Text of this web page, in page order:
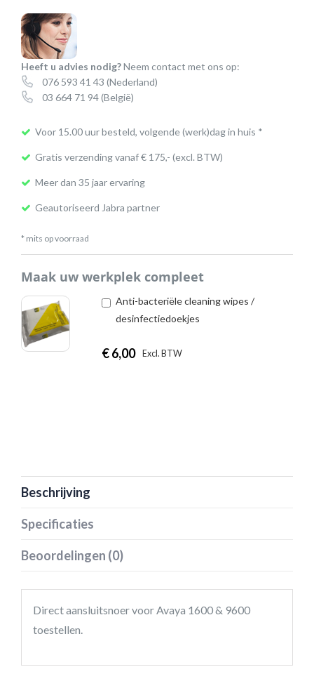
Maak uw werkplek compleet
Anti-bacteriële cleaning wipes /
desinfectiedoekjes
€6,00 Excl. BTW
Heeft u advies nodig?Neem contact met ons op:
076 593 41 43 (Nederland)
03 664 71 94(België)
Voor 15.00 uur besteld, volgende (werk)dag in huis *
Gratis verzending vanaf € 175,- (excl. BTW)
Meer dan 35 jaar ervaring
Geautoriseerd Jabra partner
* mits op voorraad
Beschrijving
Specificaties
Beoordelingen (0)
Direct aansluitsnoer voor Avaya 1600 & 9600
toestellen.